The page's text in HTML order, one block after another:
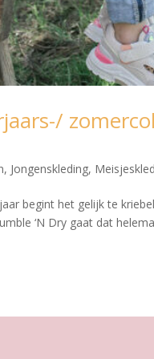
, Jongenskleding,
begint het gelijk te
‘N Dry gaat dat